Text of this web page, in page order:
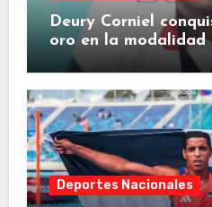
Deury Corniel
oro en la modalidad
Deportes Nacionales